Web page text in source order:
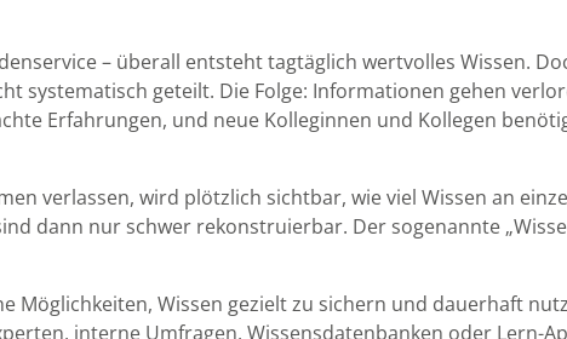
– überall entsteht tagtäglich wertvolles Wissen.
geteilt. Die Folge: Informationen gehen
Erfahrungen, und neue Kolleginnen und Kollegen
verlassen, wird plötzlich sichtbar, wie viel Wissen an
dann nur schwer rekonstruierbar. Der sogenannte
Möglichkeiten, Wissen gezielt zu sichern und dauerhaft
interne Umfragen, Wissensdatenbanken oder Lern-